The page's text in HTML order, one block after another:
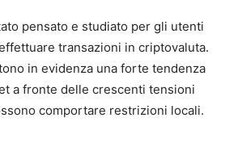
pensato e studiato per gli utenti
transazioni in criptovaluta.
in evidenza una forte tendenza
a fronte delle crescenti tensioni
comportare restrizioni locali.